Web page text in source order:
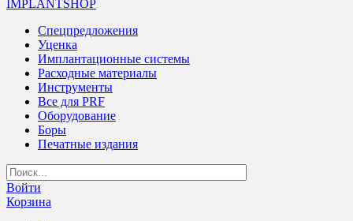
IMPLANTSHOP
Спецпредложения
Уценка
Имплантационные системы
Расходные материалы
Инструменты
Все для PRF
Оборудование
Боры
Печатные издания
Войти
Корзина